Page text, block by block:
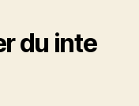
du inte